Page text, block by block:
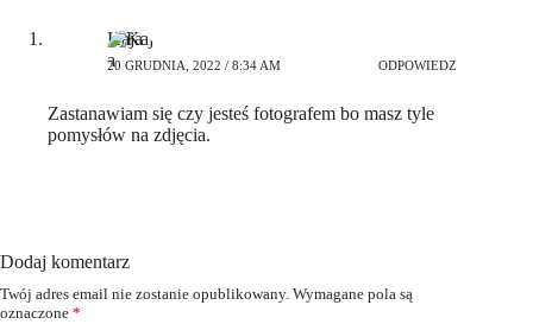
Kaja
20 GRUDNIA, 2022 / 8:34 AM ODPOWIEDZ
Zastanawiam się czy jesteś fotografem bo masz tyle
pomysłów na zdjęcia.
Dodaj komentarz
Twój adres email nie zostanie opublikowany. Wymagane pola są
oznaczone *